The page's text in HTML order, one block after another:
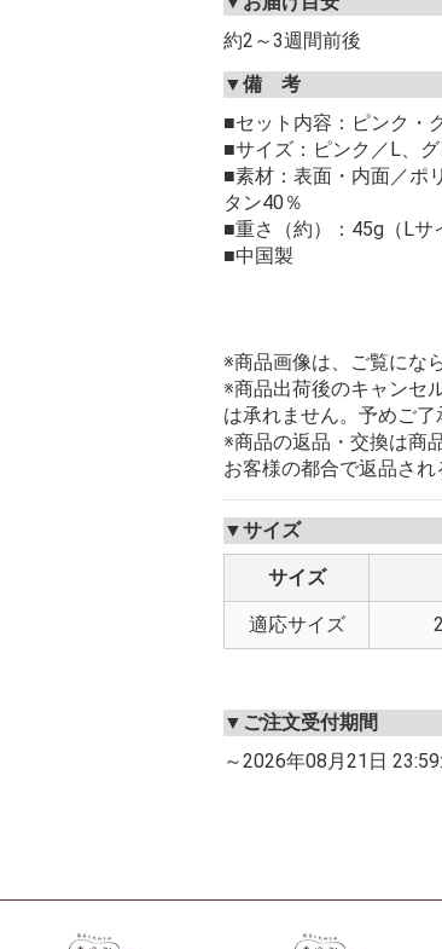
約2～3週間前後
▼備 考
■セット内容：ピンク・
■サイズ：ピンク／L、
■素材：表面・内面／ポ
タン40％
■重さ（約）：45g（Lサ
■中国製
※商品画像は、ご覧にな
※商品出荷後のキャンセ
は承れません。予めご了
※商品の返品・交換は商
お客様の都合で返品され
▼サイズ
サイズ
適応サイズ
▼ご注文受付期間
～2026年08月21日